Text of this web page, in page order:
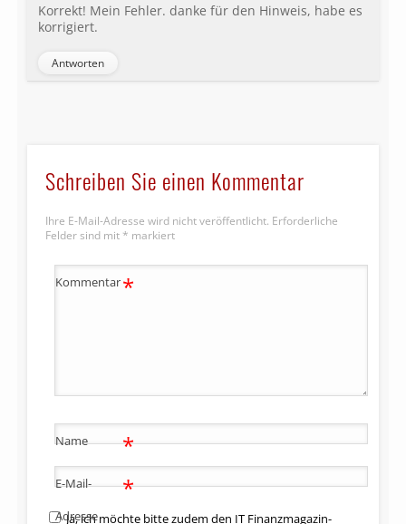
Korrekt! Mein Fehler. danke für den Hinweis, habe es
korrigiert.
Antworten
Schreiben Sie einen Kommentar
Ihre E-Mail-Adresse wird nicht veröffentlicht. Erforderliche
Felder sind mit * markiert
Kommentar*
Name *
E-Mail-
Adresse
*
Ja, ich möchte bitte zudem den IT Finanzmagazin-